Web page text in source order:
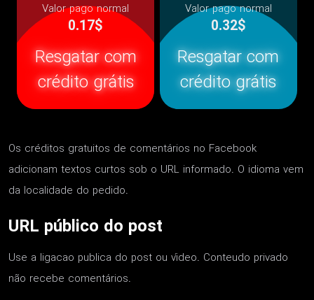
Valor pago normal
0.17$
Resgatar com
crédito grátis
Valor pago normal
0.32$
Resgatar com
crédito grátis
Os créditos gratuitos de comentários no Facebook
adicionam textos curtos sob o URL informado. O idioma vem
da localidade do pedido.
URL público do post
Use a ligacao publica do post ou vídeo. Conteudo privado
não recebe comentários.